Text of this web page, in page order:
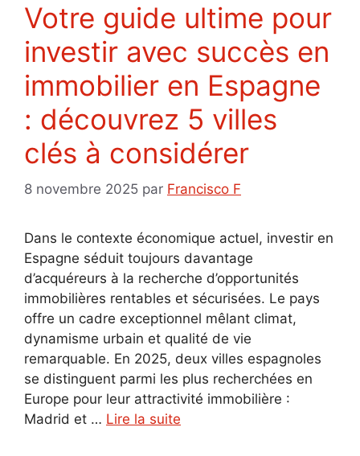
Votre guide ultime pour
investir avec succès en
immobilier en Espagne
: découvrez 5 villes
clés à considérer
8 novembre 2025 par Francisco F
Dans le contexte économique actuel, investir en
Espagne séduit toujours davantage
d’acquéreurs à la recherche d’opportunités
immobilières rentables et sécurisées. Le pays
offre un cadre exceptionnel mêlant climat,
dynamisme urbain et qualité de vie
remarquable. En 2025, deux villes espagnoles
se distinguent parmi les plus recherchées en
Europe pour leur attractivité immobilière :
Madrid et … Lire la suite